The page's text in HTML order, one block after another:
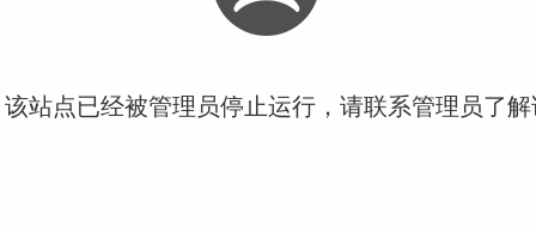
站点已经被管理员停止运行，请联系管理员了